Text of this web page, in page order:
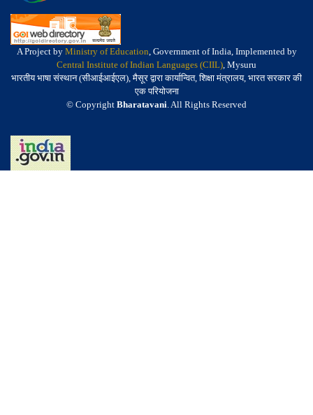
A Project by Ministry of Education, Government of India, Implemented by
Central Institute of Indian Languages (CIIL), Mysuru
भारतीय भाषा संस्थान (सीआईआईएल), मैसूर द्वारा कार्यान्वित, शिक्षा मंत्रालय, भारत सरकार की
एक परियोजना
© Copyright Bharatavani. All Rights Reserved